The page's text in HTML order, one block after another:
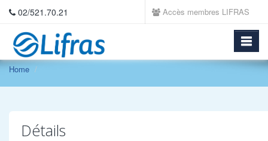
02/521.70.21 Accès membres LIFRAS
Home
Détails